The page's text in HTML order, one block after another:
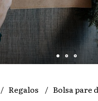
Regalos Bolsa pare